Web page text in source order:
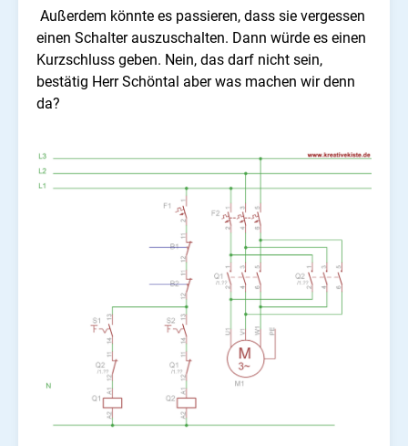
Außerdem könnte es passieren, dass sie vergessen
einen Schalter auszuschalten. Dann würde es einen
Kurzschluss geben. Nein, das darf nicht sein,
bestätig Herr Schöntal aber was machen wir denn
da?